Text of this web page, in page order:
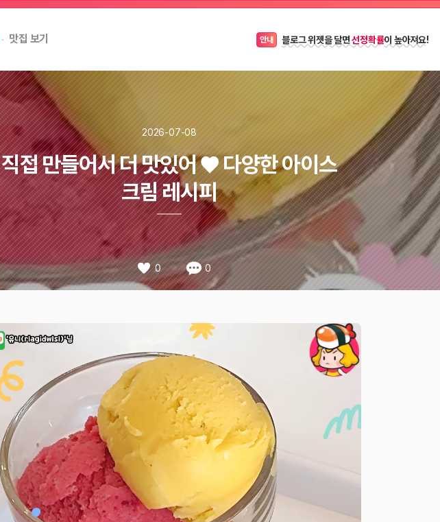
맛집 보기 안내 블로그 위젯을 달면선정확률이 높아져요!
2026-07-08
직접 만들어서 더 맛있어 ♥ 다양한 아이스
크림 레시피
0 0